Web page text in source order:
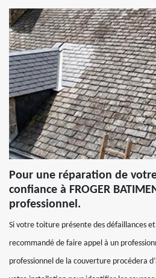
Pour une réparation de
confiance à FROGER
professionnel.
Si votre toiture présente des défaillances et
recommandé de faire appel à un
professionnel de la couverture procédera